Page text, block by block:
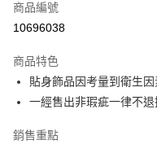
信用卡分期付款
合作金庫商業銀行
華南商業銀行
上海商業儲蓄銀行
臺灣中小企業銀行
超商取貨付款
LINE Pay
Apple Pay
商品編號
10696038
商品特色
貼身飾品因考量到衛生因
一經售出非瑕疵一律不退
銷售重點